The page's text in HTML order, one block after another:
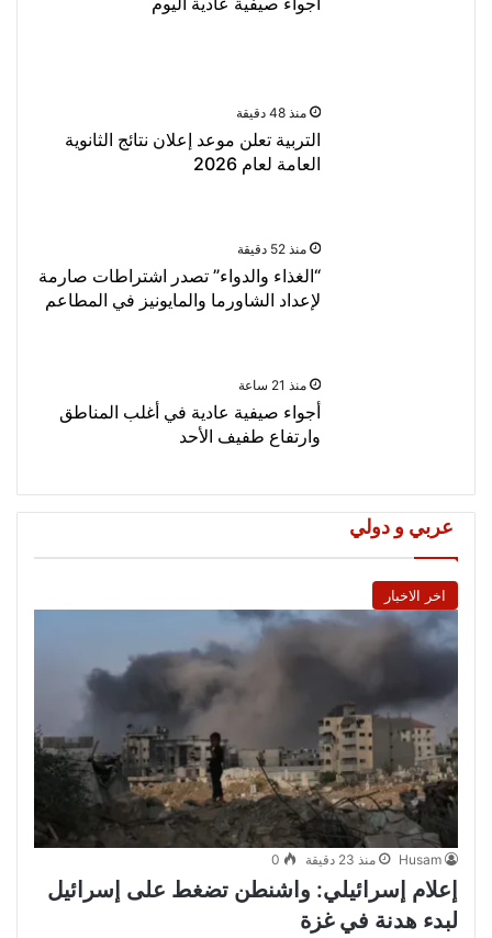
منذ 48 دقيقة
التربية تعلن موعد إعلان نتائج الثانوية
العامة لعام 2026
منذ 52 دقيقة
“الغذاء والدواء” تصدر اشتراطات صارمة
لإعداد الشاورما والمايونيز في المطاعم
منذ 21 ساعة
أجواء صيفية عادية في أغلب المناطق
وارتفاع طفيف الأحد
عربي و دولي
اخر الاخبار
Husam منذ 23 دقيقة 0
إعلام إسرائيلي: واشنطن تضغط على إسرائيل
لبدء هدنة في غزة